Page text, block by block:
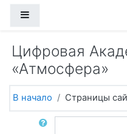
Цифровая
«Атмосфера»
В начало Страницы
Поиск по форумам